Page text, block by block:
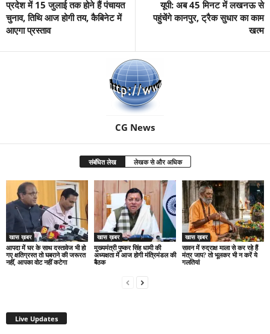
प्रदेश में 15 जुलाई तक होने हैं पंचायत
चुनाव, तिथि आज होगी तय, कैबिनेट में
आएगा प्रस्ताव
यूपी: अब 45 मिनट में लखनऊ से
पहुंचेंगे कानपुर, ट्रैक सुधार का काम
खत्म
CG News
संबंधित लेख लेखक से और अधिक
खास ख़बर
आपदा में घर के साथ दस्तावेज भी हो
गए क्षतिग्रस्त तो घबराने की जरूरत
नहीं, आपका वोट नहीं कटेगा
खास ख़बर
मुख्यमंत्री पुष्कर सिंह धामी की
अध्यक्षता में आज होगी मंत्रिमंडल की
बैठक
खास ख़बर
सावन में रुद्राक्ष माला से कर रहे हैं
मंत्र जाप? तो भूलकर भी न करें ये
गलतियां
Live Updates